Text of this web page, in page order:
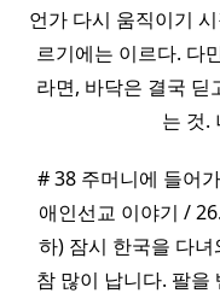
언가 다시 움직이기
르기에는 이르다. 다
라면, 바닥은 결국 딛
는 것.
# 38 주머니에 들어
애인선교 이야기 /
하) 잠시 한국을 다
참 많이 납니다. 팔을